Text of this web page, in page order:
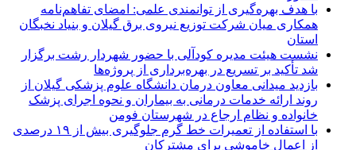
با هدف بهره‌گیری از توانمندی علمی: امضای تفاهم‌نامه
همكاری میان شركت توزیع نیروی برق گیلان و بنیاد نخبگان
استان
نشست هیئت مدیره کودآلی با حضور شهردار رشت برگزار
شد تأکید بر تسریع در بهره‌برداری از پروژه‌ها
بازدید میدانی معاون درمان دانشگاه علوم پزشکی گیلان از
روند ارائه خدمات درمانی به بیماران و نحوه اجرای پزشک
خانواده و نظام ارجاع در شهرستان فومن
با استفاده از تعمیرات خط گرم جلوگیری بیش از ۱۹ درصدی
از اعمال خاموشی برای مشتركان